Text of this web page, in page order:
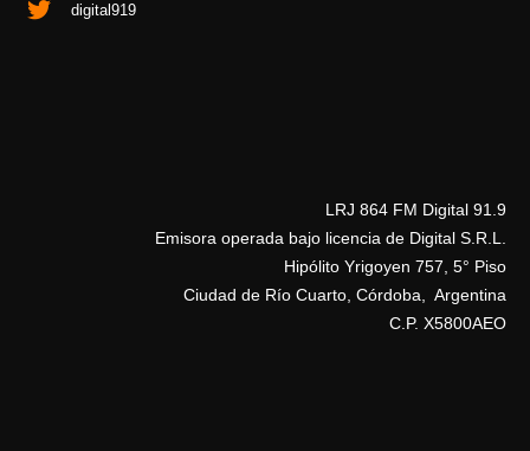
digital919
LRJ 864 FM Digital 91.9
Emisora operada bajo licencia de Digital S.R.L.
Hipólito Yrigoyen 757, 5° Piso
Ciudad de Río Cuarto, Córdoba, Argentina
C.P. X5800AEO